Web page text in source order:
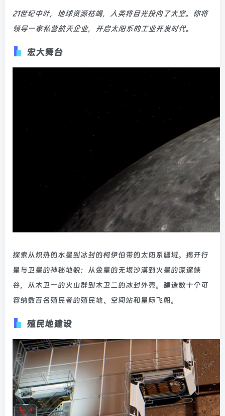
21世纪中叶，地球资源枯竭，人类将目光投向了太空。你将
领导一家私营航天企业，开启太阳系的工业开发时代。
宏大舞台
探索从炽热的水星到冰封的柯伊伯带的太阳系疆域。揭开行
星与卫星的神秘地貌：从金星的无垠沙漠到火星的深邃峡
谷，从木卫一的火山群到木卫二的冰封外壳。建造数十个可
容纳数百名殖民者的殖民地、空间站和星际飞船。
殖民地建设